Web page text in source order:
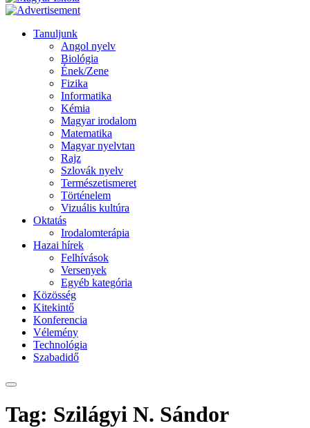
Tanuljunk
Angol nyelv
Biológia
Ének/Zene
Fizika
Informatika
Kémia
Magyar irodalom
Matematika
Magyar nyelvtan
Rajz
Szlovák nyelv
Természetismeret
Történelem
Vizuális kultúra
Oktatás
Irodalomterápia
Hazai hírek
Felhívások
Versenyek
Egyéb kategória
Közösség
Kitekintő
Konferencia
Vélemény
Technológia
Szabadidő
Tag: Szilágyi N. Sándor